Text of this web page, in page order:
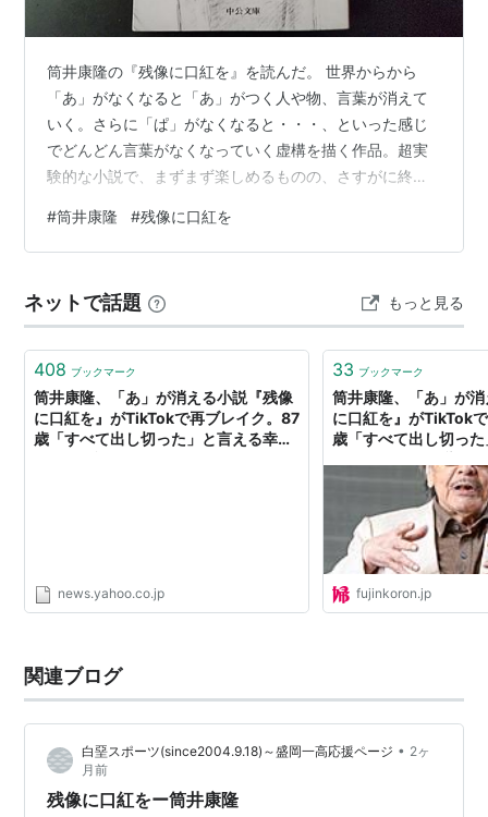
筒井康隆の『残像に口紅を』を読んだ。 世界からから
「あ」がなくなると「あ」がつく人や物、言葉が消えて
いく。さらに「ぱ」がなくなると・・・、といった感じ
でどんどん言葉がなくなっていく虚構を描く作品。超実
験的な小説で、まずまず楽しめるものの、さすがに終盤
ぐらいじゃないと書けないよね。なかなかお目にかかれ
ない作品で、そういう意味では読む価値があるかもしれ
990円（税込、送料無料) (2026/6/27時点) 楽天で購入
#筒井康隆 #残像に口紅を
ネットで話題 もっと見る
408 ブックマーク
筒井康隆、「あ」が消える小説『残像
に口紅を』がTikTokで再ブレイク。87
歳「すべて出し切った」と言える幸せ
news.yahoo.co.jp
33 ブックマーク
筒井康隆、「あ」が
に口紅を』がTikTok
歳「すべて出し切っ
とは｜教養｜婦人公
fujinkoron.jp
関連ブログ
白堊スポーツ(since2004.9.18)～盛岡一高応援ページ • 2ヶ
月前
残像に口紅をー筒井康隆